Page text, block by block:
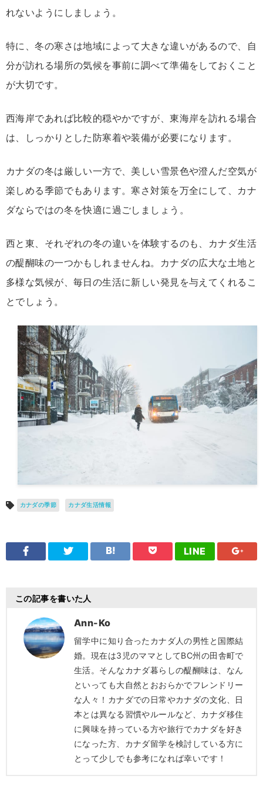
れないようにしましょう。
特に、冬の寒さは地域によって大きな違いがあるので、自
分が訪れる場所の気候を事前に調べて準備をしておくこと
が大切です。
西海岸であれば比較的穏やかですが、東海岸を訪れる場合
は、しっかりとした防寒着や装備が必要になります。
カナダの冬は厳しい一方で、美しい雪景色や澄んだ空気が
楽しめる季節でもあります。寒さ対策を万全にして、カナ
ダならではの冬を快適に過ごしましょう。
西と東、それぞれの冬の違いを体験するのも、カナダ生活
の醍醐味の一つかもしれませんね。カナダの広大な土地と
多様な気候が、毎日の生活に新しい発見を与えてくれるこ
とでしょう。
カナダの季節 カナダ生活情報
LINE
この記事を書いた人
Ann-Ko
留学中に知り合ったカナダ人の男性と国際結
婚。現在は3児のママとしてBC州の田舎町で
生活。そんなカナダ暮らしの醍醐味は、なん
といっても大自然とおおらかでフレンドリー
な人々！カナダでの日常やカナダの文化、日
本とは異なる習慣やルールなど、カナダ移住
に興味を持っている方や旅行でカナダを好き
になった方、カナダ留学を検討している方に
とって少しでも参考になれば幸いです！